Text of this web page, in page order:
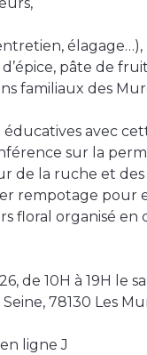
élagage…),
pâte de
familiaux des
éducatives avec
sur la
de la ruche et des
rempotage pour
floral organisé en
de 10H à 19H le
78130 Les
ligne J